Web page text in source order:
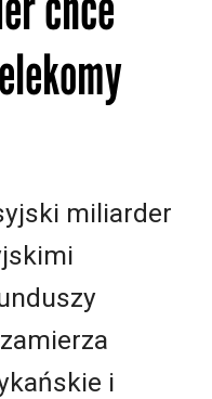
miliarder
i